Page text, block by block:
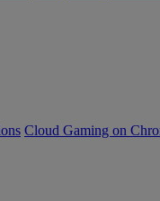
Cloud Gaming on